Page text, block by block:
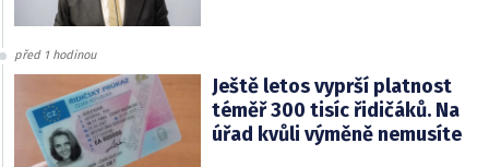
před 1 hodinou
Ještě letos vyprší platnost
téměř 300 tisíc řidičáků. Na
úřad kvůli výměně nemusíte